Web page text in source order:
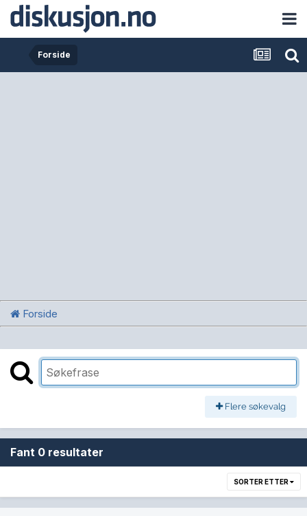
Forside
Forside
Flere søkevalg
Fant 0 resultater
SORTER ETTER